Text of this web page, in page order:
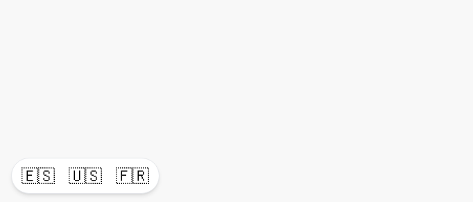
🇪🇸 🇺🇸 🇫🇷